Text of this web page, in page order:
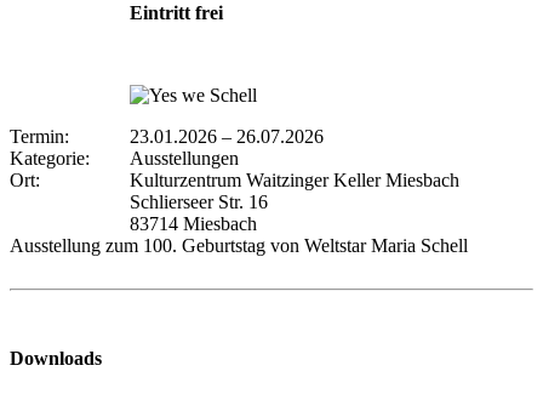
Eintritt frei
Termin: 23.01.2026 – 26.07.2026
Kategorie:
Ausstellungen
Ort:
Kulturzentrum Waitzinger Keller Miesbach
Schlierseer Str. 16
83714 Miesbach
Ausstellung zum 100. Geburtstag von Weltstar Maria Schell
Downloads